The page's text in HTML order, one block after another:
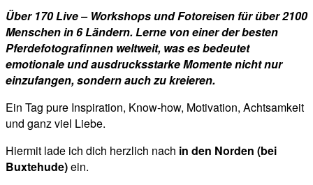
Über 170 Live – Workshops und Fotoreisen für über 2100
Menschen in 6 Ländern. Lerne von einer der besten
Pferdefotografinnen weltweit, was es bedeutet
emotionale und ausdrucksstarke Momente nicht nur
einzufangen, sondern auch zu kreieren.
Ein Tag pure Inspiration, Know-how, Motivation, Achtsamkeit
und ganz viel Liebe.
Hiermit lade ich dich herzlich nach in den Norden (bei
Buxtehude)ein.